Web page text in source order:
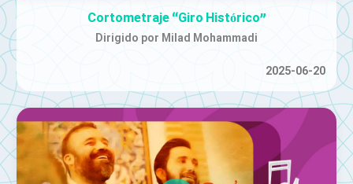
Cortometraje “Giro Histórico”
Dirigido por Milad Mohammadi
2025-06-20